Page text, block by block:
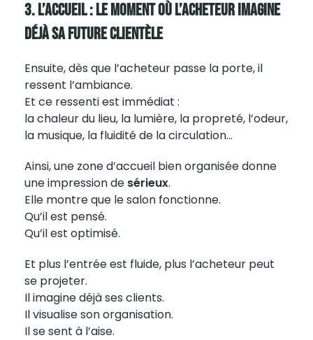
3. L’accueil : Le Moment Où L’acheteur Imagine
Déjà Sa Future Clientèle
Ensuite, dès que l’acheteur passe la porte, il
ressent l’ambiance.
Et ce ressenti est immédiat :
la chaleur du lieu, la lumière, la propreté, l’odeur,
la musique, la fluidité de la circulation…
Ainsi, une zone d’accueil bien organisée donne
une impression de sérieux.
Elle montre que le salon fonctionne.
Qu’il est pensé.
Qu’il est optimisé.
Et plus l’entrée est fluide, plus l’acheteur peut
se projeter.
Il imagine déjà ses clients.
Il visualise son organisation.
Il se sent à l’aise.